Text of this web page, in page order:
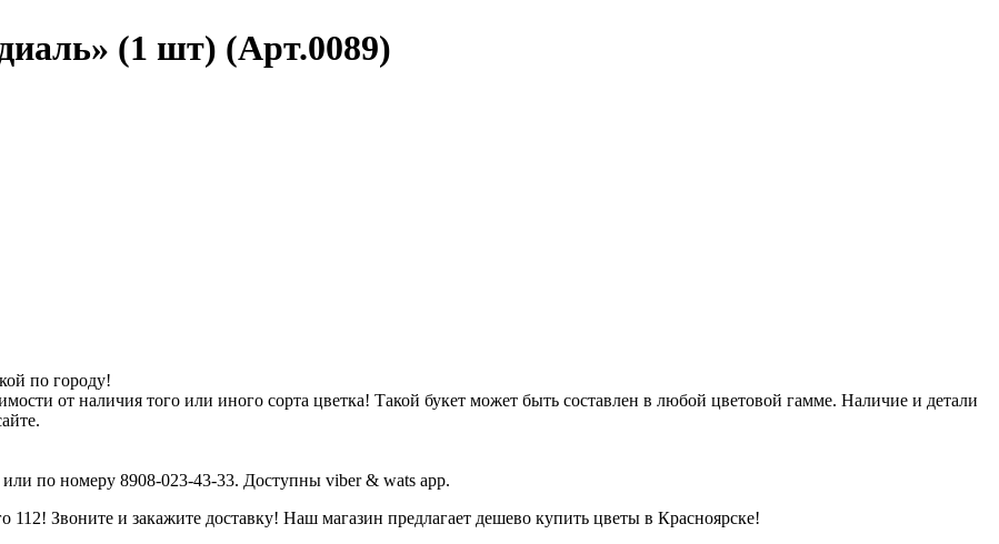
(1 шт) (Арт.0089)
по городу!
от наличия того или иного сорта цветка! Такой букет может быть составлен в любой цветовой гамме. Наличие и детали
или по номеру 8908-023-43-33. Доступны viber & wats app.
Звоните и закажите доставку! Наш магазин предлагает дешево купить цветы в Красноярске!